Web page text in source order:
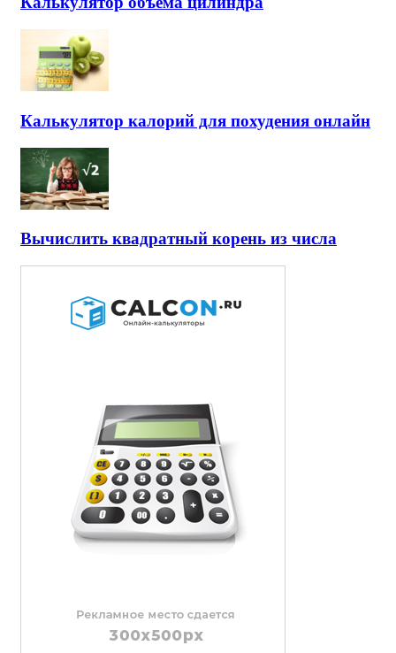
Калькулятор калорий для похудения онлайн
Вычислить квадратный корень из числа